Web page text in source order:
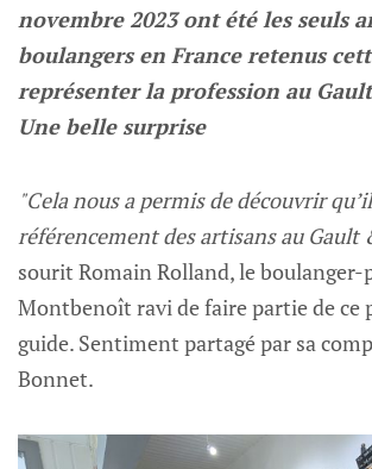
novembre 2023 ont été les seuls
boulangers en France retenus
représenter la profession au
Une belle surprise
"Cela nous a permis de découvrir
référencement des artisans au Gault
sourit Romain Rolland, le boulanger-
Montbenoît ravi de faire partie de ce
guide. Sentiment partagé par sa
Bonnet.